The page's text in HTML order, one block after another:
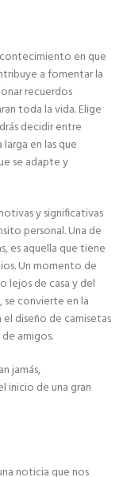
en que
a fomentar la
recuerdos
toda la vida. Elige
decidir entre
en las que
se adapte y
y significativas
personal. Una de
es aquella que tiene
Un momento de
lejos de casa y del
convierte en la
diseño de camisetas
amigos.
jamás,
inicio de una gran
noticia que nos